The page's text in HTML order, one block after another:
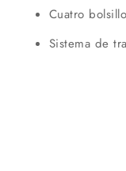
Cuatro
Sistema de